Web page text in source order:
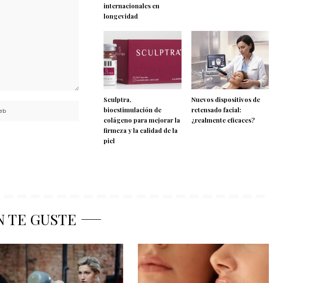
internacionales en
longevidad
Sculptra,
bioestimulación de
colágeno para mejorar la
firmeza y la calidad de la
piel
Nuevos dispositivos de
retensado facial:
¿realmente eficaces?
TE GUSTE